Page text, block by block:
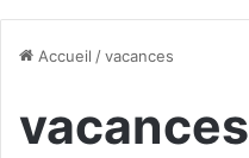
Accueil /vacances
vacances